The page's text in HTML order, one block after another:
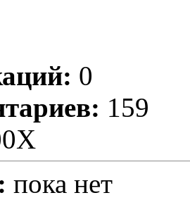
0
159
пока нет